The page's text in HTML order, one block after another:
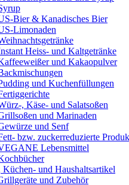
Bier & Kanadisches Bier
Limonaden
Heiss- und Kaltgetränke
und Kakaopulver
und Kuchenfüllungen
, Käse- und Salatsoßen
und Marinaden
und Senf
bzw. zuckerreduzierte
Lebensmittel
und Haushaltsartikel
und Zubehör